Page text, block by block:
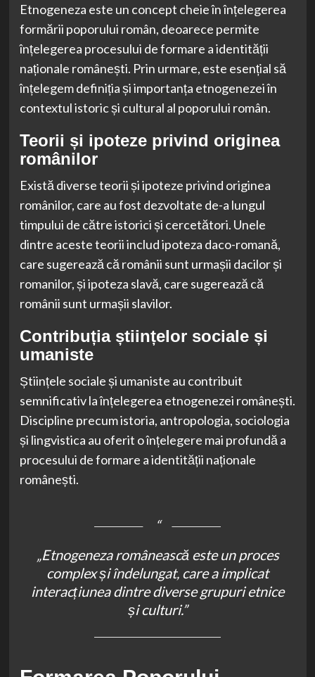
Etnogeneza este un concept cheie în înțelegerea
formării poporului român, deoarece permite
înțelegerea procesului de formare a identității
naționale românești. Prin urmare, este esențial să
înțelegem definiția și importanța etnogenezei în
contextul istoric și cultural al poporului român.
Teorii și ipoteze privind originea
românilor
Există diverse teorii și ipoteze privind originea
românilor, care au fost dezvoltate de-a lungul
timpului de către istorici și cercetători. Unele
dintre aceste teorii includ ipoteza daco-romană,
care sugerează că românii sunt urmașii dacilor și
romanilor, și ipoteza slavă, care sugerează că
românii sunt urmașii slavilor.
Contribuția științelor sociale și
umaniste
Științele sociale și umaniste au contribuit
semnificativ la înțelegerea etnogenezei românești.
Discipline precum istoria, antropologia, sociologia
și lingvistica au oferit o înțelegere mai profundă a
procesului de formare a identității naționale
românești.
„Etnogeneza românească este un proces
complex și îndelungat, care a implicat
interacțiunea dintre diverse grupuri etnice
și culturi.”